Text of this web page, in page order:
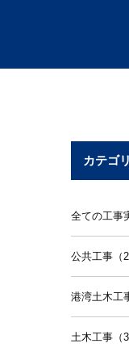
カテゴリ
全ての工事
公共工事（
港湾土木工
土木工事（